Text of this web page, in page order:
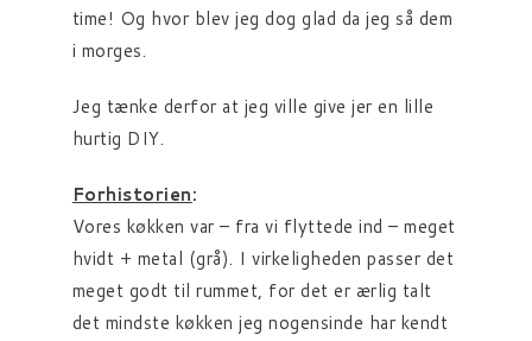
time! Og hvor blev jeg dog glad da jeg så dem
i morges.
Jeg tænke derfor at jeg ville give jer en lille
hurtig DIY.
Forhistorien:
Vores køkken var – fra vi flyttede ind – meget
hvidt + metal (grå). I virkeligheden passer det
meget godt til rummet, for det er ærlig talt
det mindste køkken jeg nogensinde har kendt